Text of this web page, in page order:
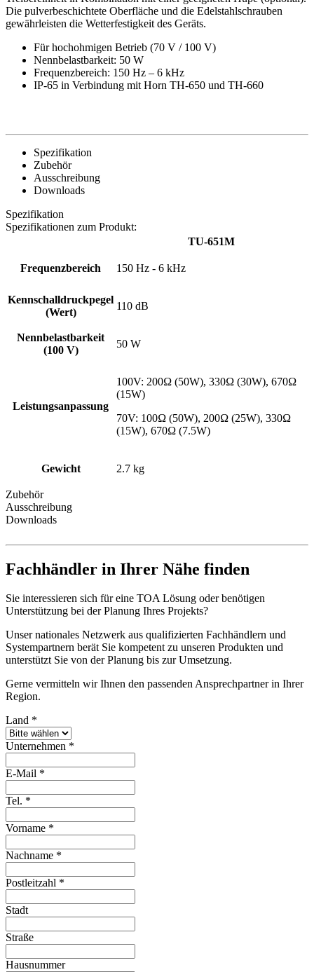
Die pulverbeschichtete Oberfläche und die Edelstahlschrauben
gewährleisten die Wetterfestigkeit des Geräts.
Für hochohmigen Betrieb (70 V / 100 V)
Nennbelastbarkeit: 50 W
Frequenzbereich: 150 Hz – 6 kHz
IP-65 in Verbindung mit Horn TH-650 und TH-660
Spezifikation
Zubehör
Ausschreibung
Downloads
Spezifikation
Spezifikationen zum Produkt:
TU-651M
Frequenzbereich 150 Hz - 6 kHz
Kennschalldruckpegel
(Wert)
110 dB
Nennbelastbarkeit
(100 V)
50 W
Leistungsanpassung
100V: 200Ω (50W), 330Ω (30W), 670Ω
(15W)
70V: 100Ω (50W), 200Ω (25W), 330Ω
(15W), 670Ω (7.5W)
Gewicht 2.7 kg
Zubehör
Ausschreibung
Downloads
Fachhändler in Ihrer Nähe finden
Sie interessieren sich für eine TOA Lösung oder benötigen
Unterstützung bei der Planung Ihres Projekts?
Unser nationales Netzwerk aus qualifizierten Fachhändlern und
Systempartnern berät Sie kompetent zu unseren Produkten und
unterstützt Sie von der Planung bis zur Umsetzung.
Gerne vermitteln wir Ihnen den passenden Ansprechpartner in Ihrer
Region.
Land *
Unternehmen *
E-Mail *
Tel. *
Vorname *
Nachname *
Postleitzahl *
Stadt
Straße
Hausnummer